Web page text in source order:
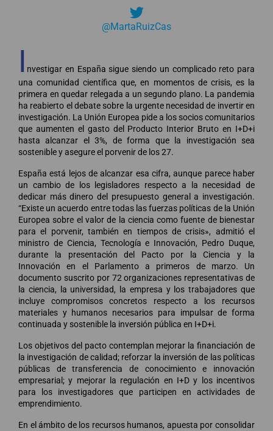
@MartaRuizCas
I nvestigar en España sigue siendo un complicado reto para
una comunidad científica que, en momentos de crisis, es la
primera en quedar relegada a un segundo plano. La pandemia
ha reabierto el debate sobre la urgente necesidad de invertir en
investigación. La Unión Europea pide a los socios comunitarios
que aumenten el gasto del Producto Interior Bruto en I+D+i
hasta alcanzar el 3%, de forma que la investigación sea
sostenible y asegure el porvenir de los 27.
España está lejos de alcanzar esa cifra, aunque parece haber
un cambio de los legisladores respecto a la necesidad de
dedicar más dinero del presupuesto general a investigación.
“Existe un acuerdo entre todas las fuerzas políticas de la Unión
Europea sobre el valor de la ciencia como fuente de bienestar
para el porvenir, también en tiempos de crisis», admitió el
ministro de Ciencia, Tecnología e Innovación, Pedro Duque,
durante la presentación del Pacto por la Ciencia y la
Innovación en el Parlamento a primeros de marzo. Un
documento suscrito por 72 organizaciones representativas de
la ciencia, la universidad, la empresa y los trabajadores que
incluye compromisos concretos respecto a los recursos
materiales y humanos necesarios para impulsar de forma
continuada y sostenible la inversión pública en I+D+i.
Los objetivos del pacto contemplan mejorar la financiación de
la investigación de calidad; reforzar la inversión de las políticas
públicas de transferencia de conocimiento e innovación
empresarial; y mejorar la regulación en I+D y los incentivos
para los investigadores que participen en actividades de
emprendimiento.
En el ámbito de los recursos humanos, apuesta por consolidar